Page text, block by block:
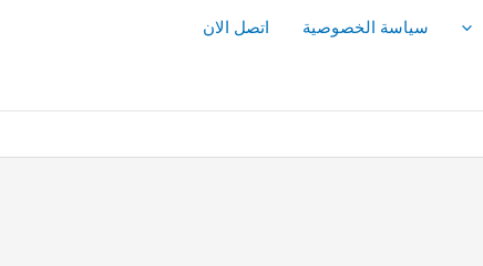
سياسة الخصوصية اتصل الان